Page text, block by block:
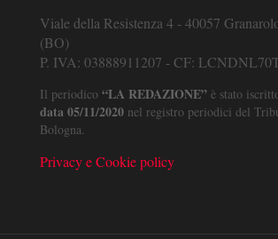
Viale della Resistenza 4 - 40057
(BO)
P. IVA: 03888911207 - CF:
Il periodico “LA REDAZIONE” è stato
data 05/11/2020 nel registro periodici del
Bologna.
Privacy e Cookie policy